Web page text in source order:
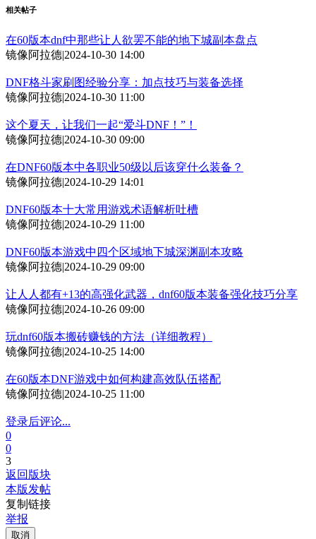
相关帖子
在60版本dnf中那些让人欲罢不能的地下城副本盘点
镜像阿拉德|2024-10-30 14:00
DNF格斗家刷图经验分享：加点技巧与装备选择
镜像阿拉德|2024-10-30 11:00
这个夏天，让我们一起“爱斗DNF！”！
镜像阿拉德|2024-10-30 09:00
在DNF60版本中各职业50级以后该穿什么装备？
镜像阿拉德|2024-10-29 14:01
DNF60版本十大常用游戏术语解析吐槽
镜像阿拉德|2024-10-29 11:00
DNF60版本游戏中四个区域地下城深渊副本攻略
镜像阿拉德|2024-10-29 09:00
让人人都有+13的高强化武器，dnf60版本装备强化技巧分享
镜像阿拉德|2024-10-26 09:00
玩dnf60版本搬砖赚钱的方法（详细教程）
镜像阿拉德|2024-10-25 14:00
在60版本DNF游戏中如何构建高效队伍搭配
镜像阿拉德|2024-10-25 11:00
登录后评论...
0
0
3
返回版块
本版发帖
复制链接
举报
取消